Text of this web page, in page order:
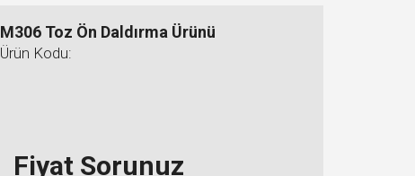
M306 Toz Ön Daldırma Ürünü
Ürün Kodu:
Fiyat Sorunuz